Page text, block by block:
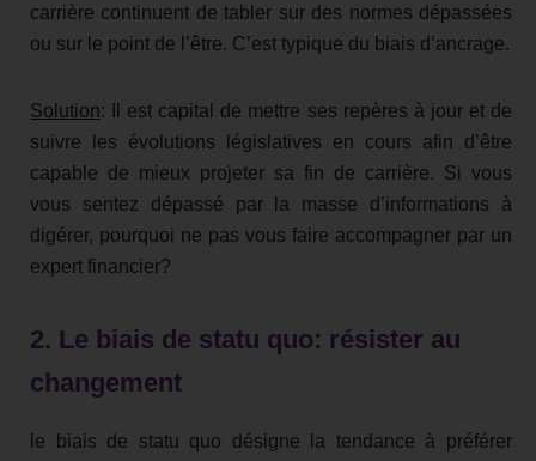
carrière continuent de tabler sur des normes dépassées
ou sur le point de l’être. C’est typique du biais d’ancrage.
Solution: Il est capital de mettre ses repères à jour et de
suivre les évolutions législatives en cours afin d’être
capable de mieux projeter sa fin de carrière. Si vous
vous sentez dépassé par la masse d’informations à
digérer, pourquoi ne pas vous faire accompagner par un
expert financier?
2. Le biais de statu quo: résister au
changement
le biais de statu quo désigne la tendance à préférer